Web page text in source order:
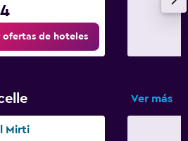
ofertas de hoteles
Ver más
Mirti